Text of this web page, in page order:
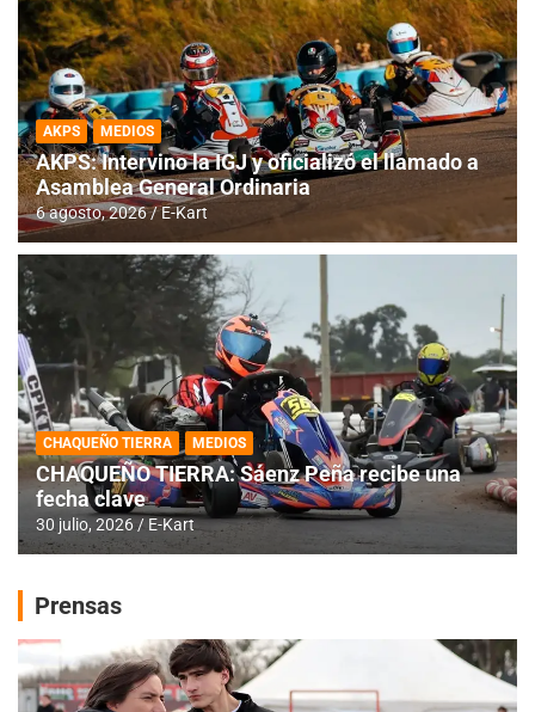
AKPS MEDIOS
AKPS: Intervino la IGJ y oficializó el llamado a
Asamblea General Ordinaria
6 agosto, 2026 E-Kart
CHAQUEÑO TIERRA MEDIOS
CHAQUEÑO TIERRA: Sáenz Peña recibe una
fecha clave
30 julio, 2026 E-Kart
Prensas